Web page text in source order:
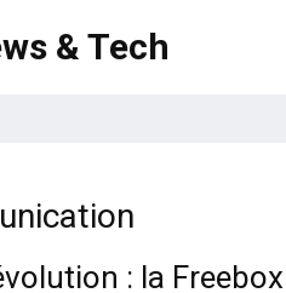
& Tech
: la